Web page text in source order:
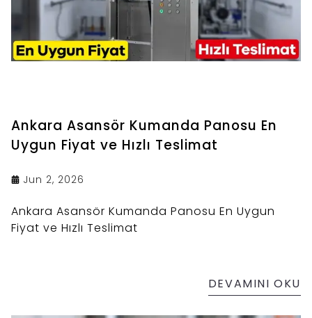
Ankara Asansör Kumanda Panosu En
Uygun Fiyat ve Hızlı Teslimat
Jun 2, 2026
Ankara Asansör Kumanda Panosu En Uygun
Fiyat ve Hızlı Teslimat
DEVAMINI OKU